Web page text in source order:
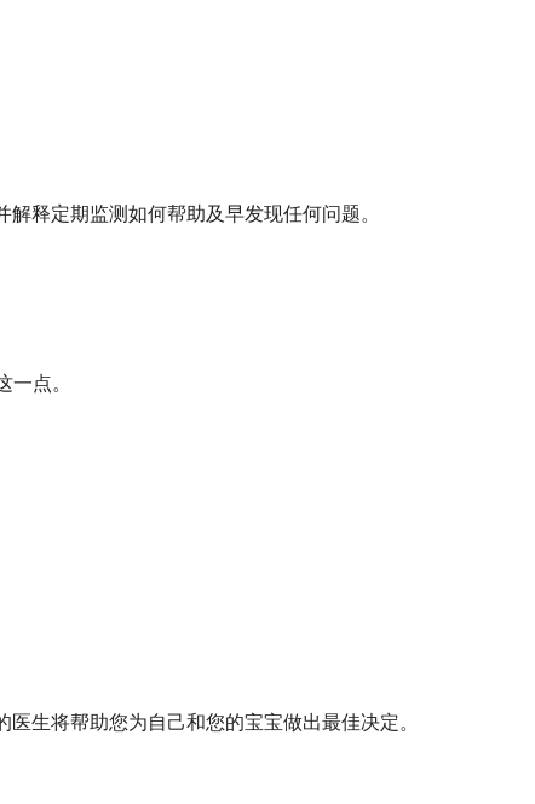
释定期监测如何帮助及早发现任何问题。
点。
生将帮助您为自己和您的宝宝做出最佳决定。